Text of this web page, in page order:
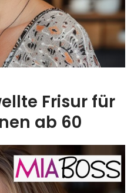
Frisur für
ab 60